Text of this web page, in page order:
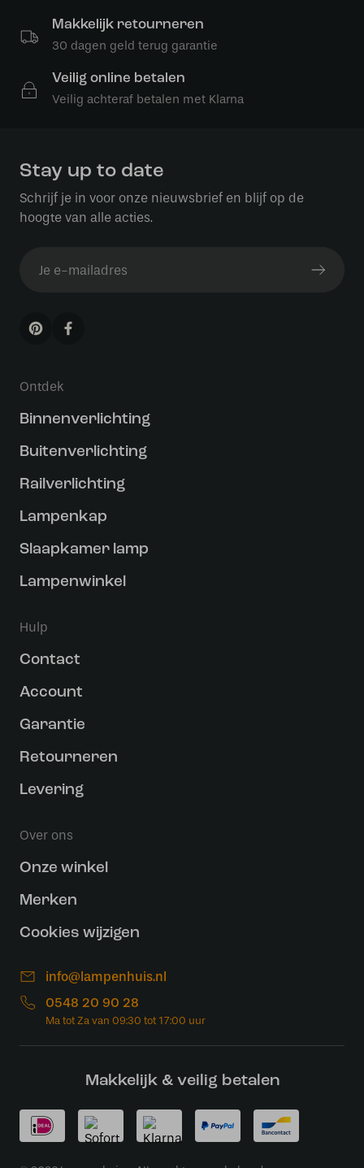
Makkelijk retourneren
30 dagen geld terug garantie
Veilig online betalen
Veilig achteraf betalen met Klarna
Stay up to date
Schrijf je in voor onze nieuwsbrief en blijf op de
hoogte van alle acties.
Ontdek
Binnenverlichting
Buitenverlichting
Railverlichting
Lampenkap
Slaapkamer lamp
Lampenwinkel
Hulp
Contact
Account
Garantie
Retourneren
Levering
Over ons
Onze winkel
Merken
Cookies wijzigen
info@lampenhuis.nl
0548 20 90 28
Makkelijk & veilig betalen